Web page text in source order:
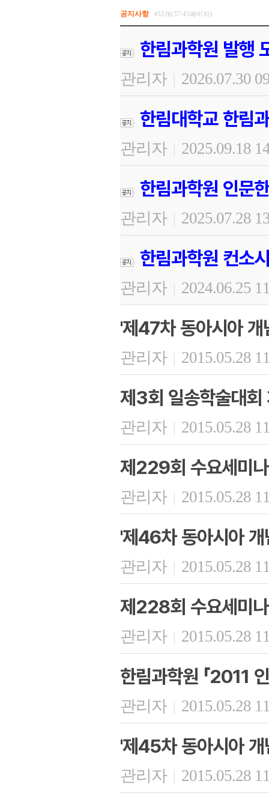
공지사항 452개(37/45페이지)
한림과학원 발행
관리자 | 2026.07.30
한림대학교 한림
관리자 | 2025.09.18
한림과학원 인문
관리자 | 2025.07.28
한림과학원 컨소
관리자 | 2024.06.25
'제47차 동아시아
관리자 | 2015.05.28
제3회 일송학술대회
관리자 | 2015.05.28
제229회 수요세미
관리자 | 2015.05.28
'제46차 동아시아
관리자 | 2015.05.28
제228회 수요세미
관리자 | 2015.05.28
한림과학원 「2011
관리자 | 2015.05.28
'제45차 동아시아
관리자 | 2015.05.28